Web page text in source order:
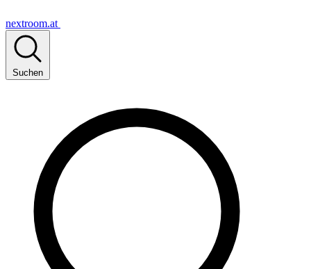
nextroom.at
Suchen